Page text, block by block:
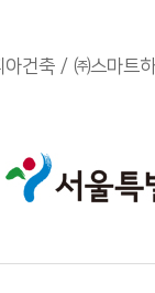
아건축 ㈜스마트